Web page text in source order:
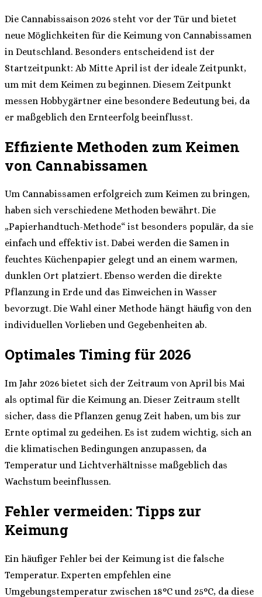
Die Cannabissaison 2026 steht vor der Tür und bietet
neue Möglichkeiten für die Keimung von Cannabissamen
in Deutschland. Besonders entscheidend ist der
Startzeitpunkt: Ab Mitte April ist der ideale Zeitpunkt,
um mit dem Keimen zu beginnen. Diesem Zeitpunkt
messen Hobbygärtner eine besondere Bedeutung bei, da
er maßgeblich den Ernteerfolg beeinflusst.
Effiziente Methoden zum Keimen
von Cannabissamen
Um Cannabissamen erfolgreich zum Keimen zu bringen,
haben sich verschiedene Methoden bewährt. Die
„Papierhandtuch-Methode“ ist besonders populär, da sie
einfach und effektiv ist. Dabei werden die Samen in
feuchtes Küchenpapier gelegt und an einem warmen,
dunklen Ort platziert. Ebenso werden die direkte
Pflanzung in Erde und das Einweichen in Wasser
bevorzugt. Die Wahl einer Methode hängt häufig von den
individuellen Vorlieben und Gegebenheiten ab.
Optimales Timing für 2026
Im Jahr 2026 bietet sich der Zeitraum von April bis Mai
als optimal für die Keimung an. Dieser Zeitraum stellt
sicher, dass die Pflanzen genug Zeit haben, um bis zur
Ernte optimal zu gedeihen. Es ist zudem wichtig, sich an
die klimatischen Bedingungen anzupassen, da
Temperatur und Lichtverhältnisse maßgeblich das
Wachstum beeinflussen.
Fehler vermeiden: Tipps zur
Keimung
Ein häufiger Fehler bei der Keimung ist die falsche
Temperatur. Experten empfehlen eine
Umgebungstemperatur zwischen 18°C und 25°C, da diese